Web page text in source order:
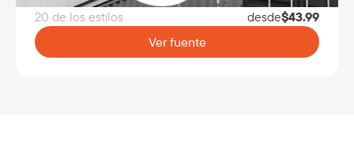
20 de los estilos desde$43.99
Ver fuente